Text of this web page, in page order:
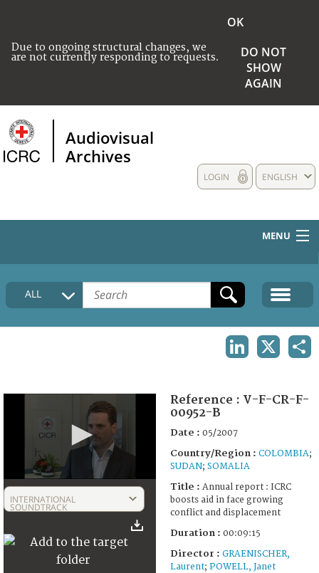
Due to ongoing structural changes, we
are not currently responding to requests.
OK
DO NOT
SHOW
AGAIN
Audiovisual
Archives
ENGLISH
LOGIN
MENU
HOME
COLLECTIONS DESCRIPTION
ALL
0
seconds
of
15
INTERNATIONAL
SOUNDTRACK
Reference : V-F-CR-F-
00952-B
Date : 05/2007
Country/Region : COLOMBIA;
SUDAN; SOMALIA
Title : Annual report : ICRC
boosts aid in face growing
conflict and displacement
Duration : 00:09:15
Director : GRAENISCHER,
Laurent; POWELL, Janet